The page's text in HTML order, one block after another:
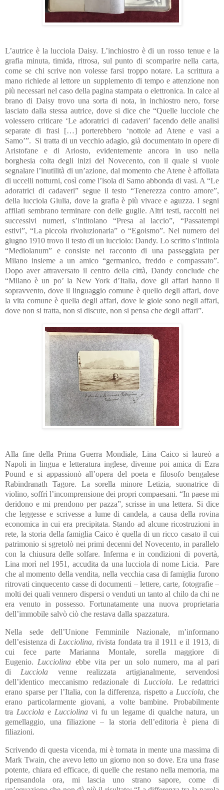
L’autrice è la lucciola Daisy. L’inchiostro è di un rosso tenue e la
grafia minuta, timida, ritrosa, sul punto di scomparire nella carta,
come se chi scrive non volesse farsi troppo notare. La scrittura a
mano richiede al lettore un supplemento di tempo e attenzione non
più necessari nel caso della pagina stampata o elettronica. In calce al
brano di Daisy trovo una sorta di nota, in inchiostro nero, forse
lasciato dalla stessa autrice, dove si dice che “Quelle lucciole che
volessero criticare ‘Le adoratrici di cadaveri’ facendo delle analisi
separate di frasi […] porterebbero ‘nottole ad Atene e vasi a
Samo’”. Si tratta di un vecchio adagio, già documentato in opere di
Aristofane e di Ariosto, evidentemente ancora in uso nella
borghesia colta degli inizi del Novecento, con il quale si vuole
segnalare l’inutilità di un’azione, dal momento che Atene è affollata
di uccelli notturni, così come l’isola di Samo abbonda di vasi. A “Le
adoratrici di cadaveri” segue il testo “Tenerezza contro amore”,
della lucciola Giulia, dove la grafia è più vivace e aguzza. I segni
affilati sembrano terminare con delle guglie. Altri testi, raccolti nei
successivi numeri, s’intitolano “Presa al laccio”, “Passatempi
estivi”, “La piccola rivoluzionaria” o “Egoismo”. Nel numero del
giugno 1910 trovo il testo di un lucciolo: Dandy. Lo scritto s’intitola
“Mediolanum” e consiste nel racconto di una passeggiata per
Milano insieme a un amico “germanico, freddo e compassato”.
Dopo aver attraversato il centro della città, Dandy conclude che
“Milano è un po’ la New York d’Italia, dove gli affari hanno il
sopravvento, dove il linguaggio comune è quello degli affari, dove
la vita comune è quella degli affari, dove le gioie sono negli affari,
dove non si tratta, non si discute, non si pensa che degli affari”.
Alla fine della Prima Guerra Mondiale, Lina Caico si laureò a
Napoli in lingua e letteratura inglese, divenne poi amica di Ezra
Pound e si appassionò all’opera del poeta e filosofo bengalese
Rabindranath Tagore. La sorella minore Letizia, suonatrice di
violino, soffrì l’incomprensione dei propri compaesani. “In paese mi
deridono e mi prendono per pazza”, scrisse in una lettera. Si dice
che leggesse e scrivesse a lume di candela, a causa della rovina
economica in cui era precipitata. Stando ad alcune ricostruzioni in
rete, la storia della famiglia Caico è quella di un ricco casato il cui
patrimonio si sgretolò nei primi decenni del Novecento, in parallelo
con la chiusura delle solfare. Inferma e in condizioni di povertà,
Lina morì nel 1951, accudita da una lucciola di nome Licia. Pare
che al momento della vendita, nella vecchia casa di famiglia furono
ritrovati cinquecento casse di documenti – lettere, carte, fotografie –
molti dei quali vennero dispersi o venduti un tanto al chilo da chi ne
era venuto in possesso. Fortunatamente una nuova proprietaria
dell’immobile salvò ciò che restava dalla spazzatura.
Nella sede dell’Unione Femminile Nazionale, m’informano
dell’esistenza di Lucciolina, rivista fondata tra il 1911 e il 1913, di
cui fece parte Marianna Montale, sorella maggiore di
Eugenio. Lucciolina ebbe vita per un solo numero, ma al pari
di Lucciola venne realizzata artigianalmente, servendosi
dell’identico meccanismo redazionale di Lucciola. Le redattrici
erano sparse per l’Italia, con la differenza, rispetto a Lucciola, che
erano particolarmente giovani, a volte bambine. Probabilmente
tra Lucciola e Lucciolina vi fu un legame di qualche natura, un
gemellaggio, una filiazione – la storia dell’editoria è piena di
filiazioni.
Scrivendo di questa vicenda, mi è tornata in mente una massima di
Mark Twain, che avevo letto un giorno non so dove. Era una frase
potente, chiara ed efficace, di quelle che restano nella memoria, ma
ripensandola ora, mi lascia uno strano sapore, come di